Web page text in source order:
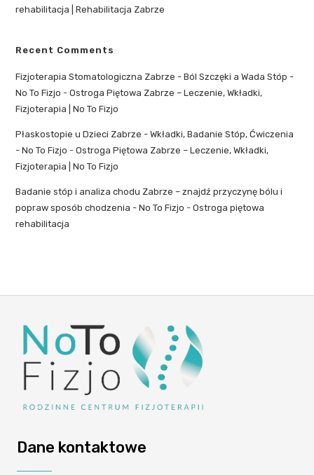
rehabilitacja | Rehabilitacja Zabrze
Recent Comments
Fizjoterapia Stomatologiczna Zabrze - Ból Szczęki a Wada Stóp -
No To Fizjo -Ostroga Piętowa Zabrze – Leczenie, Wkładki,
Fizjoterapia | No To Fizjo
Płaskostopie u Dzieci Zabrze - Wkładki, Badanie Stóp, Ćwiczenia
- No To Fizjo -Ostroga Piętowa Zabrze – Leczenie, Wkładki,
Fizjoterapia | No To Fizjo
Badanie stóp i analiza chodu Zabrze – znajdź przyczynę bólu i
popraw sposób chodzenia - No To Fizjo -Ostroga piętowa
rehabilitacja
Dane kontaktowe